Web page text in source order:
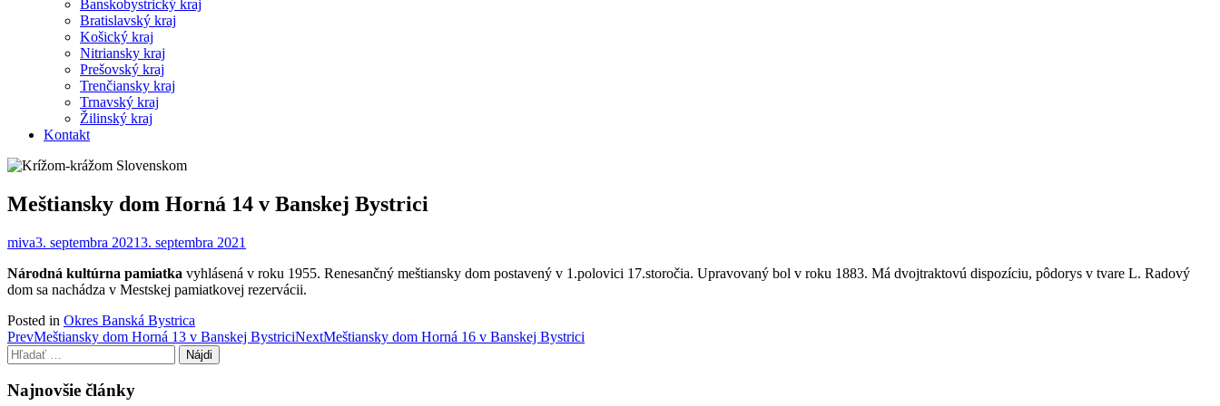
Banskobystrický kraj
Bratislavský kraj
Košický kraj
Nitriansky kraj
Prešovský kraj
Trenčiansky kraj
Trnavský kraj
Žilinský kraj
Kontakt
Meštiansky dom Horná 14 v Banskej Bystrici
miva3. septembra 20213. septembra 2021
Národná kultúrna pamiatka vyhlásená v roku 1955. Renesančný meštiansky dom postavený v 1.polovici 17.storočia. Upravovaný bol v roku 1883. Má dvojtraktovú dispozíciu, pôdorys v tvare L. Radový
dom sa nachádza v Mestskej pamiatkovej rezervácii.
Posted in Okres Banská Bystrica
Post
navigation
PrevMeštiansky dom Horná 13 v Banskej BystriciNextMeštiansky dom Horná 16 v Banskej Bystrici
Hľadať:
Najnovšie články